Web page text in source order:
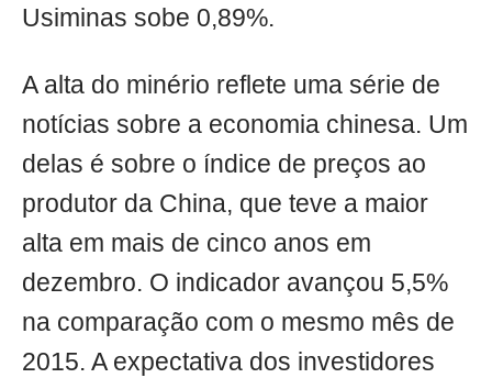
Usiminas sobe 0,89%.
A alta do minério reflete uma série de
notícias sobre a economia chinesa. Um
delas é sobre o índice de preços ao
produtor da China, que teve a maior
alta em mais de cinco anos em
dezembro. O indicador avançou 5,5%
na comparação com o mesmo mês de
2015. A expectativa dos investidores